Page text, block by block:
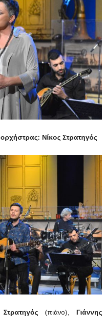
Νίκος Στρατηγός
(πιάνο), Γιάννης